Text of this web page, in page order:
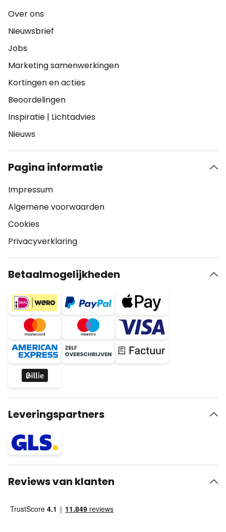
Over ons
Nieuwsbrief
Jobs
Marketing samenwerkingen
Kortingen en acties
Beoordelingen
Inspiratie | Lichtadvies
Nieuws
Pagina informatie
Impressum
Algemene voorwaarden
Cookies
Privacyverklaring
Betaalmogelijkheden
Leveringspartners
Reviews van klanten